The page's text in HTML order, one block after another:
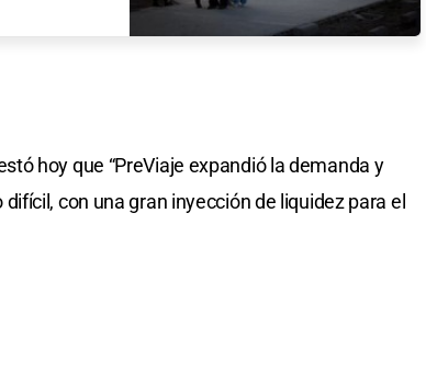
hoy que “PreViaje expandió la demanda y
con una gran inyección de liquidez para el